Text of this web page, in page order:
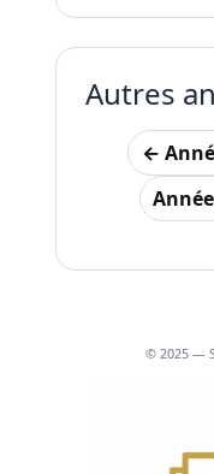
Autres
←
© 2025 —